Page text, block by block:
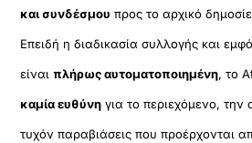
και συνδέσμου προς το αρχικό
Επειδή η διαδικασία συλλογής και
είναιπλήρως αυτοματοποιημένη, το
καμία ευθύνη για το περιεχόμενο, την
τυχόν παραβιάσεις που προέρχονται